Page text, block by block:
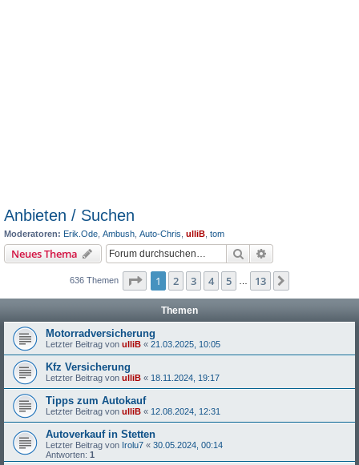
Anbieten / Suchen
Moderatoren: Erik.Ode Ambush Auto-Chris ulliB tom
Neues Thema Suche
636 Themen Seite 1von 13
1 2 3 4 5 13
Themen
Motorradversicherung
Letzter Beitrag von ulliB « 21.03.2025, 10:05
Kfz Versicherung
Letzter Beitrag von ulliB « 18.11.2024, 19:17
Tipps zum Autokauf
Letzter Beitrag von ulliB « 12.08.2024, 12:31
Autoverkauf in Stetten
Letzter Beitrag von Irolu7 « 30.05.2024, 00:14
Antworten: 1